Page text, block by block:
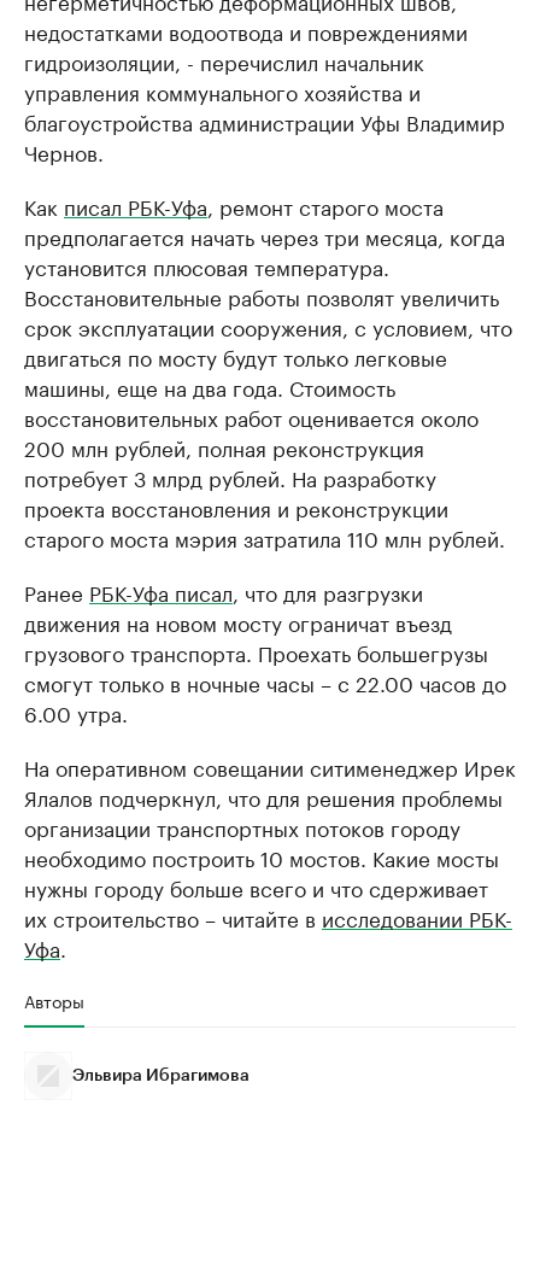
недостатками водоотвода и повреждениями
гидроизоляции, - перечислил начальник
управления коммунального хозяйства и
благоустройства администрации Уфы Владимир
Чернов.
Как писал РБК-Уфа, ремонт старого моста
предполагается начать через три месяца, когда
установится плюсовая температура.
Восстановительные работы позволят увеличить
срок эксплуатации сооружения, с условием, что
двигаться по мосту будут только легковые
машины, еще на два года. Стоимость
восстановительных работ оценивается около
200 млн рублей, полная реконструкция
потребует 3 млрд рублей. На разработку
проекта восстановления и реконструкции
старого моста мэрия затратила 110 млн рублей.
Ранее РБК-Уфа писал, что для разгрузки
движения на новом мосту ограничат въезд
грузового транспорта. Проехать большегрузы
смогут только в ночные часы – с 22.00 часов до
6.00 утра.
На оперативном совещании ситименеджер Ирек
Ялалов подчеркнул, что для решения проблемы
организации транспортных потоков городу
необходимо построить 10 мостов. Какие мосты
нужны городу больше всего и что сдерживает
их строительство – читайте в исследовании РБК-
Уфа.
Авторы
Эльвира Ибрагимова